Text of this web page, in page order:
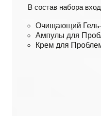
В состав набора
Очищающий
Ампулы для
Крем для